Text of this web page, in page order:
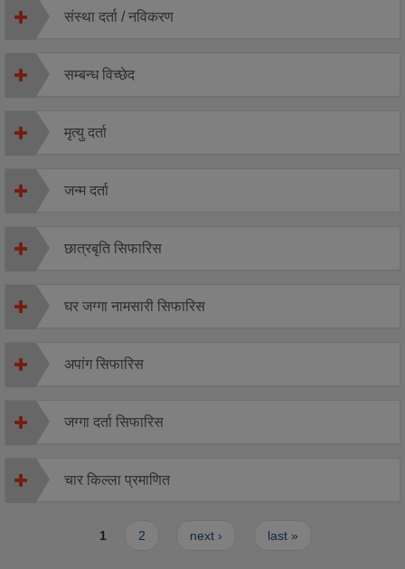
संस्था दर्ता / नविकरण
सम्बन्ध विच्छेद
मृत्यु दर्ता
जन्म दर्ता
छात्रबृति सिफारिस
घर जग्गा नामसारी सिफारिस
अपांग सिफारिस
जग्गा दर्ता सिफारिस
चार किल्ला प्रमाणित
1 2 next › last »